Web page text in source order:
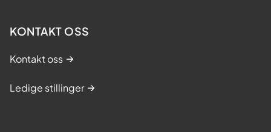
KONTAKT OSS
Kontakt oss
Ledige stillinger